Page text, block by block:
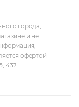
города,
и не
офертой,
437